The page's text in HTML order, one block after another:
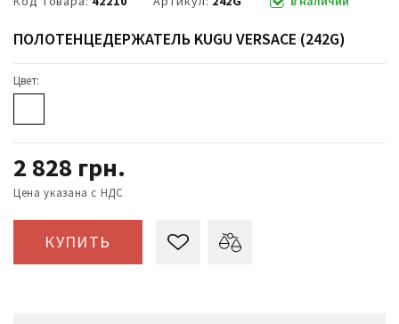
ПОЛОТЕНЦЕДЕРЖАТЕЛЬ KUGU VERSACE (242G)
Цвет:
2 828 грн.
Цена указана с НДС
КУПИТЬ